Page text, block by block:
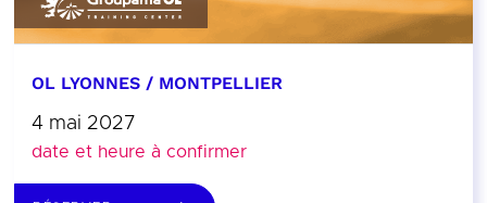
OL LYONNES / MONTPELLIER
4 mai 2027
date et heure à confirmer